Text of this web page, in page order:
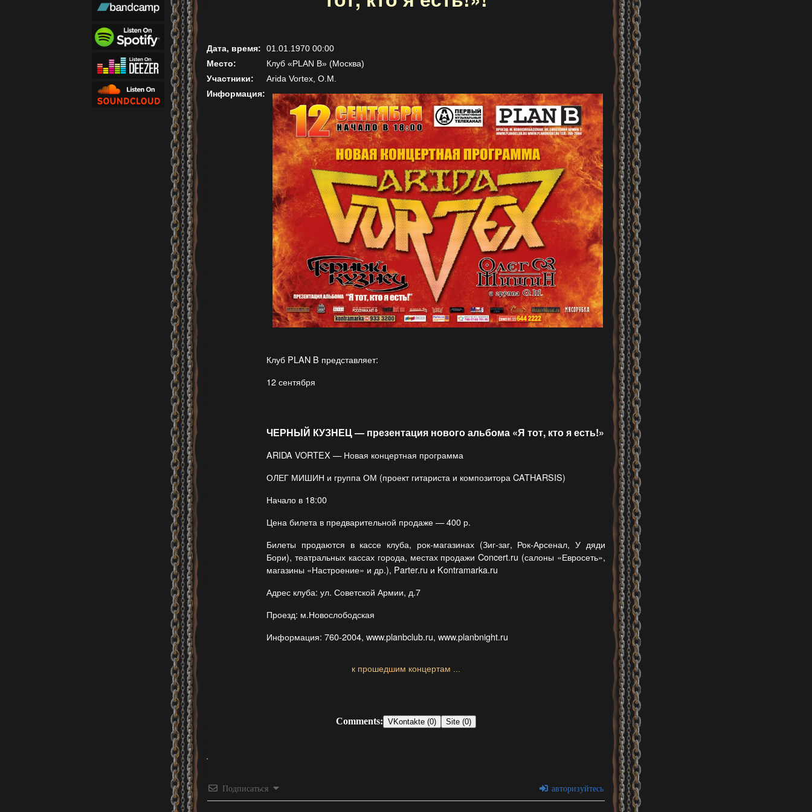
Дата, время:
01.01.1970 00:00
Место:
Клуб «PLAN B» (Москва)
Участники:
Arida Vortex, О.М.
Информация:
Клуб PLAN B представляет:
12 сентября
ЧЕРНЫЙ КУЗНЕЦ — презентация нового альбома «Я тот, кто я есть!»
ARIDA VORTEX — Новая концертная программа
ОЛЕГ МИШИН и группа ОМ (проект гитариста и композитора CATHARSIS)
Начало в 18:00
Цена билета в предварительной продаже — 400 р.
Билеты продаются в кассе клуба, рок-магазинах (Зиг-заг, Рок-Арсенал, У дяди
Бори), театральных кассах города, местах продажи Concert.ru (салоны «Евросеть»,
магазины «Настроение» и др.), Parter.ru и Kontramarka.ru
Адрес клуба: ул. Советской Армии, д.7
Проезд: м.Новослободская
Информация: 760-2004, www.planbclub.ru, www.planbnight.ru
к прошедшим концертам ...
Comments: VKontakte (0) Site (0)
Подписаться авторизуйтесь